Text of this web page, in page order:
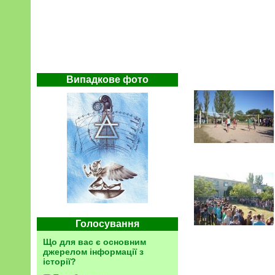
Випадкове фото
Голосування
Що для вас є основним
джерелом інформації з
історії?